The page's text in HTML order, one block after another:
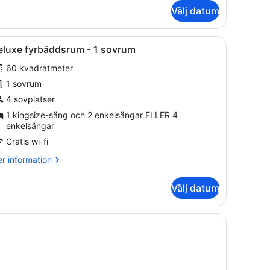
Välj datum
och ett fönster med gardiner.Deluxe fyrbäddsrum - 1 sovrum |
4 fyrbäddsrum - 1 sovrum
60 kvadratmeter
1 sovrum
4 sovplatser
1 kingsize-säng och 2 enkelsängar ELLER 4
enkelsängar
Gratis wi-fi
information
Välj datum